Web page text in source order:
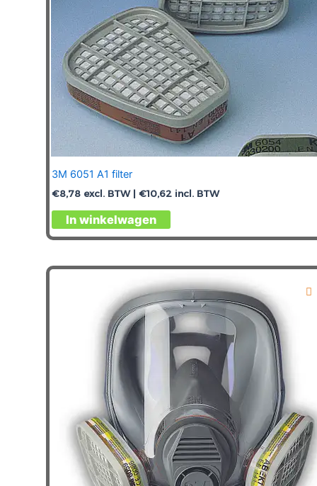
3M 6051 A1 filter
€8,78 excl. BTW | €10,62 incl. BTW
In winkelwagen